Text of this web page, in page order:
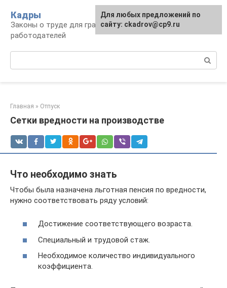
контенту
Кадры
Законы о труде для граждан и
работодателей
Главная » Отпуск
Сетки вредности на производстве
Что необходимо знать
Чтобы была назначена льготная пенсия по вредности,
нужно соответствовать ряду условий:
Достижение соответствующего возраста.
Специальный и трудовой стаж.
Необходимое количество индивидуального
коэффициента.
Для любых предложений по
сайту: ckadrov@cp9.ru